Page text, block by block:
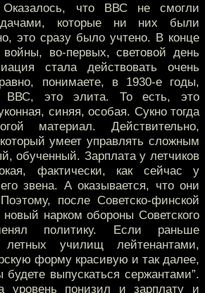
Оказалось, что ВВС не смогли
которые ни них были
это сразу было учтено. В конце
войны, во-первых, световой день
стала действовать очень
понимаете, в 1930-е годы,
ВВС, это элита. То есть, это
синяя, особая. Сукно тогда
материал. Действительно,
умеет управлять сложным
обученный. Зарплата у летчиков
фактически, как сейчас у
звена. А оказывается, что они
после Советско-финской
нарком обороны Советского
политику. Если раньше
училищ лейтенантами,
форму красивую и так далее,
будете выпускаться сержантами”.
уровень понизил и зарплату и